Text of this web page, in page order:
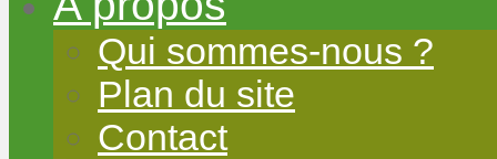
Qui sommes-nous ?
Plan du site
Contact